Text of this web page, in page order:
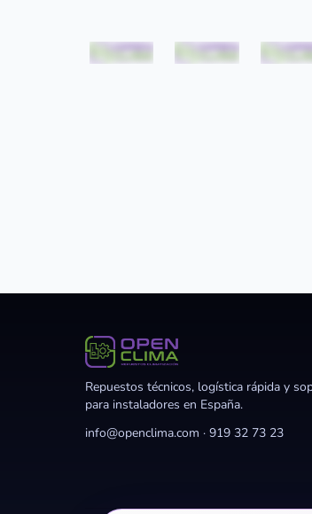
Repuestos técnicos, logística rápida y
para instaladores en España.
info@openclima.com · 919 32 73 23